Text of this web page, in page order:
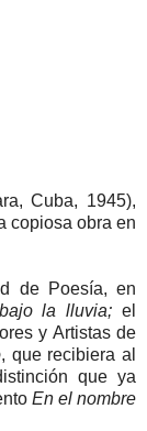
Cuba, 1945),
copiosa obra en
de Poesía, en
la lluvia; el
y Artistas de
, que recibiera al
que ya
En el nombre